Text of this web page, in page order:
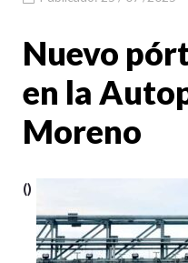
Nuevo
en la
Moreno
()